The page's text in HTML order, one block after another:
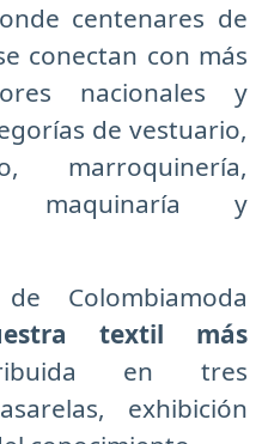
centenares de
conectan con más
nacionales y
de vestuario,
marroquinería,
maquinaría y
Colombiamoda
textil más
en tres
exhibición